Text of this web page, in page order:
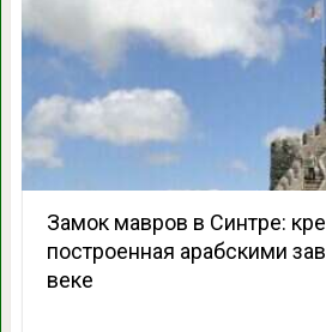
Замок мавров в Синтре:
построенная арабскими
веке